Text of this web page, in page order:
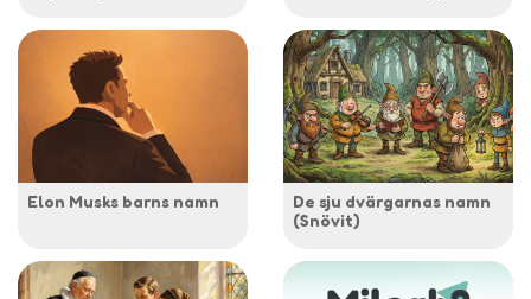
Elon Musks barns namn
De sju dvärgarnas namn
(Snövit)